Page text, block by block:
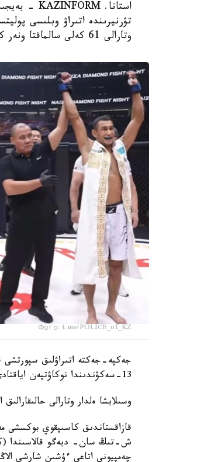
تۋرنيرىندە اتىراۋ وبلىسى
وتارالى 61 كەلى سالماقتا ونەر كورسەتىپ، جەڭىسكە جەتتى.
Фото: t.me/POLICE_of_KZ
جەكپە-جەكتە اتىراۋلىق سپورتشى
13-سەكۋندىندا نوكاۋتپەن اياقتادى.
وسىلايشا ەلدار وتارالى
چەمپيونى اتاعى ءۇشىن شارشى